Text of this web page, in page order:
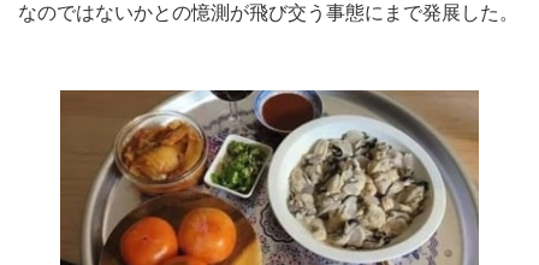
なのではないかとの憶測が飛び交う事態にまで発展した。